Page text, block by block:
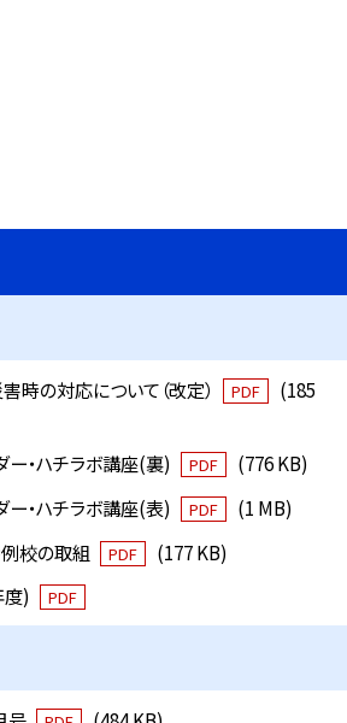
害時の対応について（改定） PDF
(185
ー・ハチラボ講座(裏)
PDF
(776 KB)
ー・ハチラボ講座(表)
PDF
(1 MB)
校の取組
PDF
(177 KB)
)
PDF